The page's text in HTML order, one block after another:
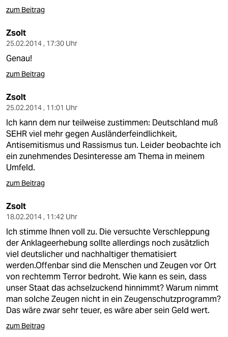
zum Beitrag
Zsolt
25.02.2014 , 17:30 Uhr
Genau!
zum Beitrag
Zsolt
25.02.2014 , 11:01 Uhr
Ich kann dem nur teilweise zustimmen: Deutschland muß
SEHR viel mehr gegen Ausländerfeindlichkeit,
Antisemitismus und Rassismus tun. Leider beobachte ich
ein zunehmendes Desinteresse am Thema in meinem
Umfeld.
zum Beitrag
Zsolt
18.02.2014 , 11:42 Uhr
Ich stimme Ihnen voll zu. Die versuchte Verschleppung
der Anklageerhebung sollte allerdings noch zusätzlich
viel deutslicher und nachhaltiger thematisiert
werden.Offenbar sind die Menschen und Zeugen vor Ort
von rechtemm Terror bedroht. Wie kann es sein, dass
unser Staat das achselzuckend hinnimmt? Warum nimmt
man solche Zeugen nicht in ein Zeugenschutzprogramm?
Das wäre zwar sehr teuer, es wäre aber sein Geld wert.
zum Beitrag